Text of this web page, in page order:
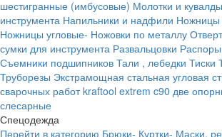
шестигранные (имбусовые) Молотки и кувалды
инструмента Напильники и надфили Ножницы
Ножницы угловые- Ножовки по металлу
сумки для инструмента Развальцовки Распоры
Съемники подшипников Тали , лебедки Тиски
Труборезы Экстрамощная стальная угловая
сварочных работ kraftool extrem c90 две
слесарные
Спецодежда
Перейти в категорию Брюки- Куртки- Маски,